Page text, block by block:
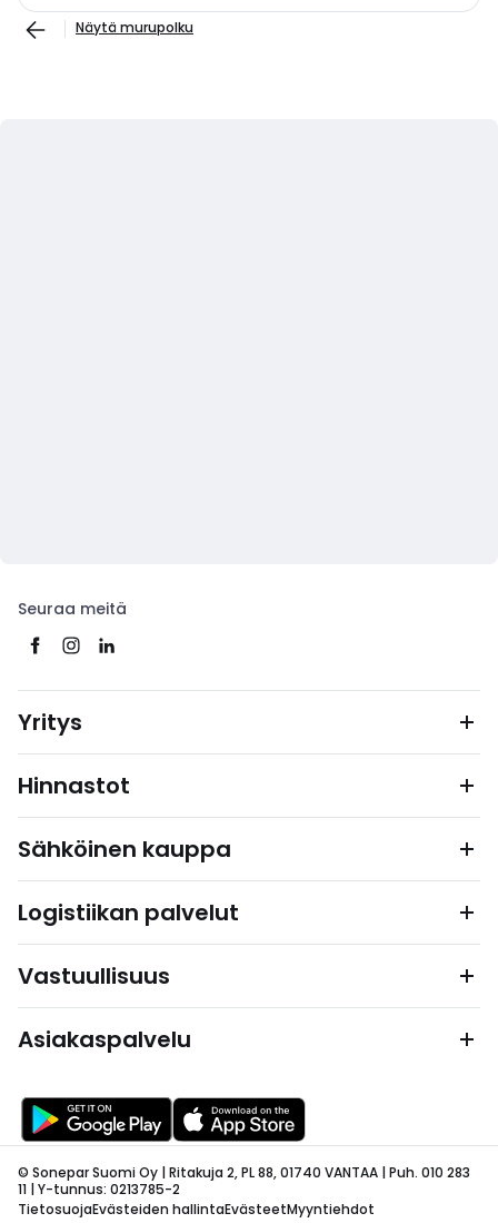
Näytä murupolku
Seuraa meitä
Yritys
Hinnastot
Sähköinen kauppa
Logistiikan palvelut
Vastuullisuus
Asiakaspalvelu
© Sonepar Suomi Oy | Ritakuja 2, PL 88, 01740 VANTAA | Puh. 010 283
11 | Y-tunnus: 0213785-2
TietosuojaEvästeiden hallintaEvästeetMyyntiehdot